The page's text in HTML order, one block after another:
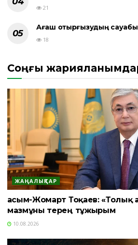
21
Ағаш отырғызудың сауабы
18
Соңғы
ЖАҢАЛЫҚТАР
Қасым-Жомарт Тоқаев: «Толық
мазмұны терең тұжырым
10.08.2026